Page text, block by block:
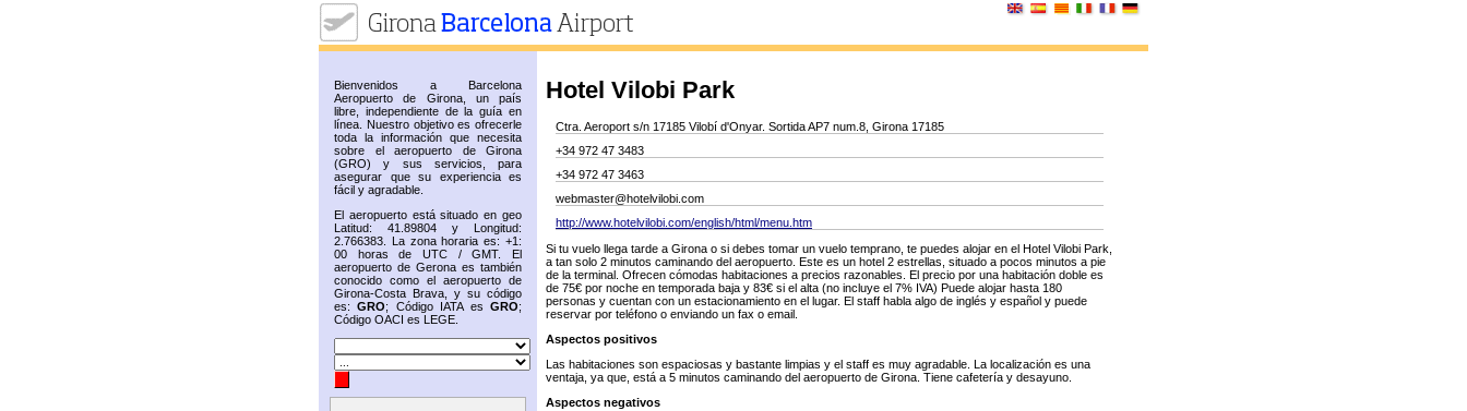
Bienvenidos a Barcelona
Aeropuerto de Girona, un país
libre, independiente de la guía en
línea. Nuestro objetivo es ofrecerle
toda la información que necesita
sobre el aeropuerto de Girona
(GRO) y sus servicios, para
asegurar que su experiencia es
fácil y agradable.
El aeropuerto está situado en geo
Latitud: 41.89804 y Longitud:
2.766383. La zona horaria es: +1:
00 horas de UTC / GMT. El
aeropuerto de Gerona es también
conocido como el aeropuerto de
Girona-Costa Brava, y su código
es:GRO; Código IATA esGRO;
Código OACI es LEGE.
Hotel Vilobi Park
Ctra. Aeroport s/n 17185 Vilobí d'Onyar. Sortida AP7 num.8, Girona 17185
+34 972 47 3483
+34 972 47 3463
webmaster@hotelvilobi.com
http://www.hotelvilobi.com/english/html/menu.htm
Si tu vuelo llega tarde a Girona o si debes tomar un vuelo temprano, te puedes alojar en el Hotel Vilobi Park,
a tan solo 2 minutos caminando del aeropuerto. Este es un hotel 2 estrellas, situado a pocos minutos a pie
de la terminal. Ofrecen cómodas habitaciones a precios razonables. El precio por una habitación doble es
de 75€ por noche en temporada baja y 83€ si el alta (no incluye el 7% IVA) Puede alojar hasta 180
personas y cuentan con un estacionamiento en el lugar. El staff habla algo de inglés y español y puede
reservar por teléfono o enviando un fax o email.
Aspectos positivos
Las habitaciones son espaciosas y bastante limpias y el staff es muy agradable. La localización es una
ventaja, ya que, está a 5 minutos caminando del aeropuerto de Girona. Tiene cafetería y desayuno.
Aspectos negativos